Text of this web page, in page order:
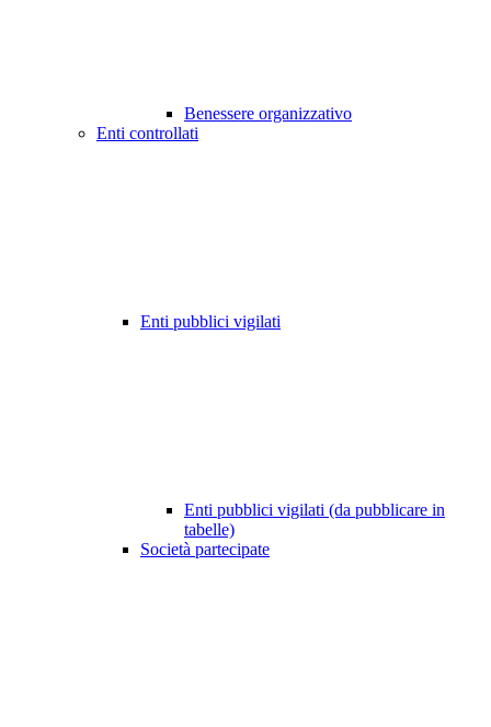
Benessere organizzativo
Enti controllati
Enti pubblici vigilati
Enti pubblici vigilati (da pubblicare in
tabelle)
Società partecipate